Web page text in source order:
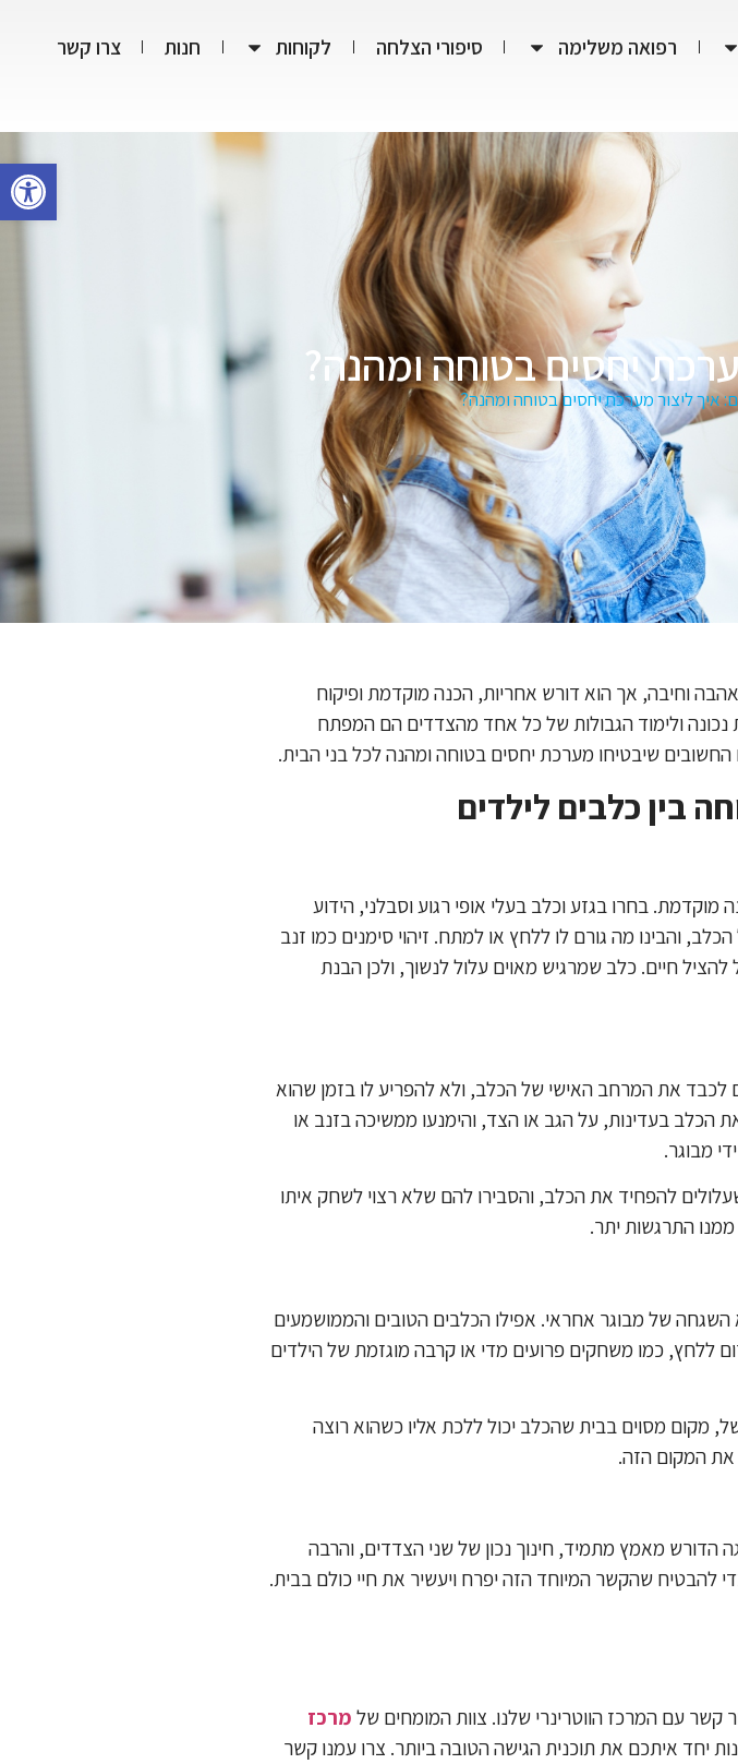
פתח
רפואה משלימה סיפורי הצלחה לקוחות חנות צרו קשר
יחסים בטוחה ומהנה?
איך ליצור מערכת יחסים בטוחה ומהנה?
וחיבה, אך הוא דורש אחריות, הכנה מוקדמת ופיקוח
ולימוד הגבולות של כל אחד מהצדדים הם המפתח
שיבטיחו מערכת יחסים בטוחה ומהנה לכל בני הבית.
בין כלבים לילדים
בחרו בגזע וכלב בעלי אופי רגוע וסבלני, הידוע
והבינו מה גורם לו ללחץ או למתח. זיהוי סימנים כמו זנב
להציל חיים. כלב שמרגיש מאוים עלול לנשוך, ולכן הבנת
לכבד את המרחב האישי של הכלב, ולא להפריע לו בזמן שהוא
בעדינות, על הגב או הצד, והימנעו ממשיכה בזנב או
מבוגר.
להפחיד את הכלב, והסבירו להם שלא רצוי לשחק איתו
ממנו התרגשות יתר.
של מבוגר אחראי. אפילו הכלבים הטובים והממושמעים
ללחץ, כמו משחקים פרועים מדי או קרבה מוגזמת של הילדים
מקום מסוים בבית שהכלב יכול ללכת אליו כשהוא רוצה
את המקום הזה.
הדורש מאמץ מתמיד, חינוך נכון של שני הצדדים, והרבה
להבטיח שהקשר המיוחד הזה יפרח ויעשיר את חיי כולם בבית.
עם המרכז הווטרינרי שלנו. צוות המומחים של מרכז
יחד איתכם את תוכנית הגישה הטובה ביותר. צרו עמנו קשר